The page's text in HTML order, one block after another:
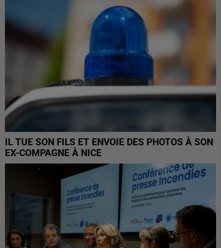
IL TUE SON FILS ET ENVOIE DES PHOTOS À SON
EX-COMPAGNE À NICE